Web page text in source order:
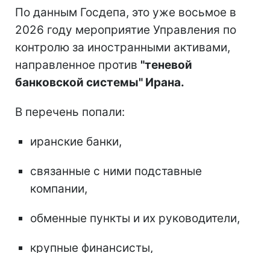
По данным Госдепа, это уже восьмое в
2026 году мероприятие Управления по
контролю за иностранными активами,
направленное против "теневой
банковской системы" Ирана.
В перечень попали:
иранские банки,
связанные с ними подставные
компании,
обменные пункты и их руководители,
крупные финансисты,